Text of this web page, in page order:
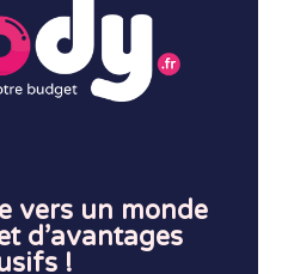
vers un monde
d’avantages
!